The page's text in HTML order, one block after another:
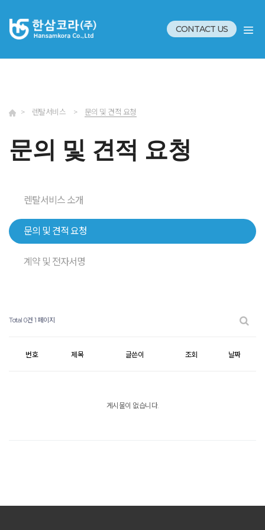
CONTACT US
> 렌탈서비스 > 문의 및 견적 요청
문의 및 견적 요청
렌탈서비스 소개
문의 및 견적 요청
계약 및 전자서명
Total 0건 1 페이지
번호 제목 글쓴이 조회 날짜
게시물이 없습니다.